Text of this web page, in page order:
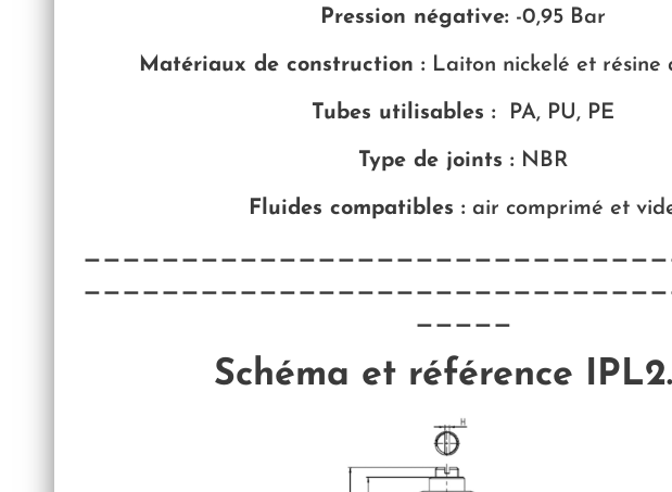
Pression négative: -0,95 Bar
Matériaux de construction : Laiton nickelé et résine
Tubes utilisables : PA, PU, PE
Type de joints : NBR
Fluides compatibles : air comprimé et
—————
Schéma et référence